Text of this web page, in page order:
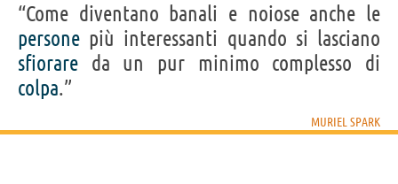
“Come diventano banali e noiose anche le
persone più interessanti quando si lasciano
sfiorare da un pur minimo complesso di
colpa.”
MURIEL SPARK